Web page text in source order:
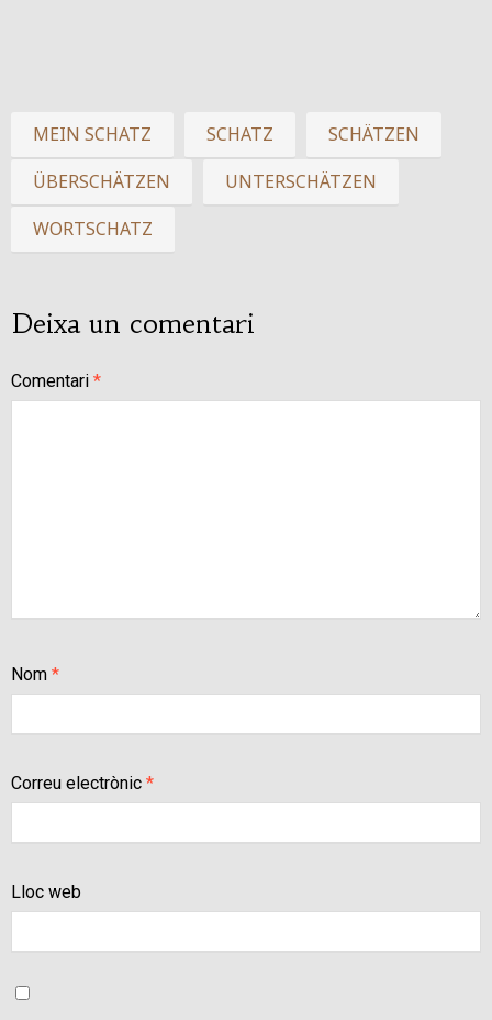
MEIN SCHATZ SCHATZ
SCHÄTZEN
ÜBERSCHÄTZEN
UNTERSCHÄTZEN
WORTSCHATZ
Deixa un comentari
Comentari *
Nom *
Correu electrònic *
Lloc web